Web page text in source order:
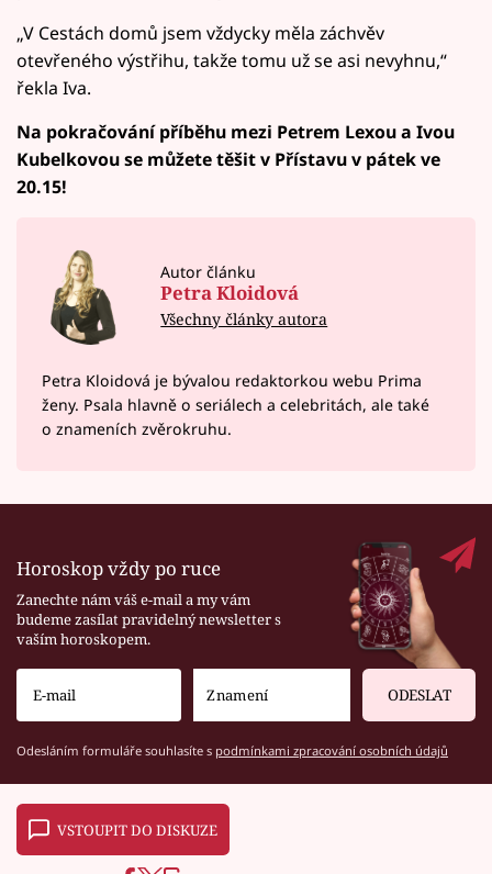
„V Cestách domů jsem vždycky měla záchvěv
otevřeného výstřihu, takže tomu už se asi nevyhnu,“
řekla Iva.
Na pokračování příběhu mezi Petrem Lexou a Ivou
Kubelkovou se můžete těšit v Přístavu v pátek ve
20.15!
Autor článku
Petra Kloidová
Všechny články autora
Petra Kloidová je bývalou redaktorkou webu Prima
ženy. Psala hlavně o seriálech a celebritách, ale také
o znameních zvěrokruhu.
Horoskop vždy po ruce
Zanechte nám váš e-mail a my vám
budeme zasílat pravidelný newsletter s
vaším horoskopem.
ODESLAT
Odesláním formuláře souhlasíte s podmínkami zpracování osobních údajů
VSTOUPIT DO DISKUZE